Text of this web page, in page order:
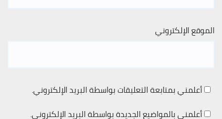
الموقع الإلكتروني
أعلمني بمتابعة التعليقات بواسطة البريد الإلكتروني.
أعلمني بالمواضيع الجديدة بواسطة البريد الإلكتروني.